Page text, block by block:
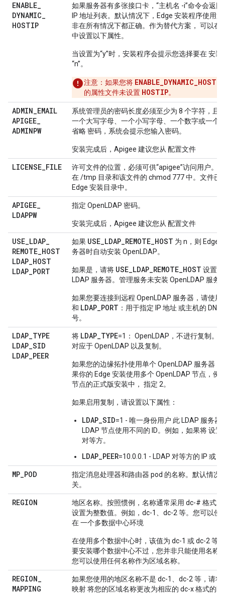
ENABLE_
DYNAMIC_
HOSTIP
如果服务器有多张接口卡，“主机名 -i”命令会返
IP 地址列表。默认情况下，Edge 安装程序使用
非在所有情况下都正确。作为替代方案， 可以在
中设置以下属性。
当设置为“y”时，安装程序会提示您选择要在 安
“n”。
注意 ：如果您将
的属性文件未设置 HOSTIP。
ADMIN_EMAIL
APIGEE_
ADMINPW
系统管理员的密码长度必须至少为 8 个字符，且
一个大写字母、一个小写字母、一个数字或一个
省略 密码，系统会提示您输入密码。
安装完成后，Apigee 建议您从 配置文件
LICENSE_FILE
许可文件的位置，必须可供“apigee”访问用户。
在 /tmp 目录和该文件的 chmod 777 中。文件已
Edge 安装目录中。
APIGEE_
LDAPPW
指定 OpenLDAP 密码。
安装完成后，Apigee 建议您从 配置文件
USE_LDAP_
REMOTE_HOST
LDAP_HOST
LDAP_PORT
如果 USE_LDAP_REMOTE_HOST 为 n，则 Edge
务器时自动安装 OpenLDAP。
如果是，请将 USE_LDAP_REMOTE_HOST 设置
LDAP 服务器。管理服务未安装 OpenLDAP 服务
如果您要连接到远程 OpenLDAP 服务器，请使用
和 LDAP_PORT ：用于指定 IP 地址 或主机的 DNS
号。
LDAP_TYPE
LDAP_SID
LDAP_PEER
将 LDAP_TYPE=1： OpenLDAP，不进行复制。
对应于 OpenLDAP 以及复制。
如果您的边缘拓扑使用单个 OpenLDAP 服务器，
果你的 Edge 安装使用多个 OpenLDAP 节点，例
节点的正式版安装中， 指定 2。
如果启用复制，请设置以下属性：
LDAP_SID=1 - 唯一身份用户 此 LDAP 服务器
LDAP 节点使用不同的 ID。例如，如果将 设置
对等方。
LDAP_PEER=10.0.0.1 - LDAP 对等方的 IP 或
MP_POD
指定消息处理器和路由器 pod 的名称。默认情况
关。
REGION
地区名称。按照惯例，名称通常采用 dc-# 格式
设置为整数值。例如，dc-1、dc-2 等。您可以使
在 一个多数据中心环境
在使用多个数据中心时，该值为 dc-1 或 dc-2 等
要安装哪个数据中心不过，您并非只能使用名称
您可以使用任何名称作为区域名称。
REGION_
MAPPING
如果您使用的地区名称不是 dc-1、dc-2 等，请将
映射 将您的区域名称更改为相应的 dc-x 格式的